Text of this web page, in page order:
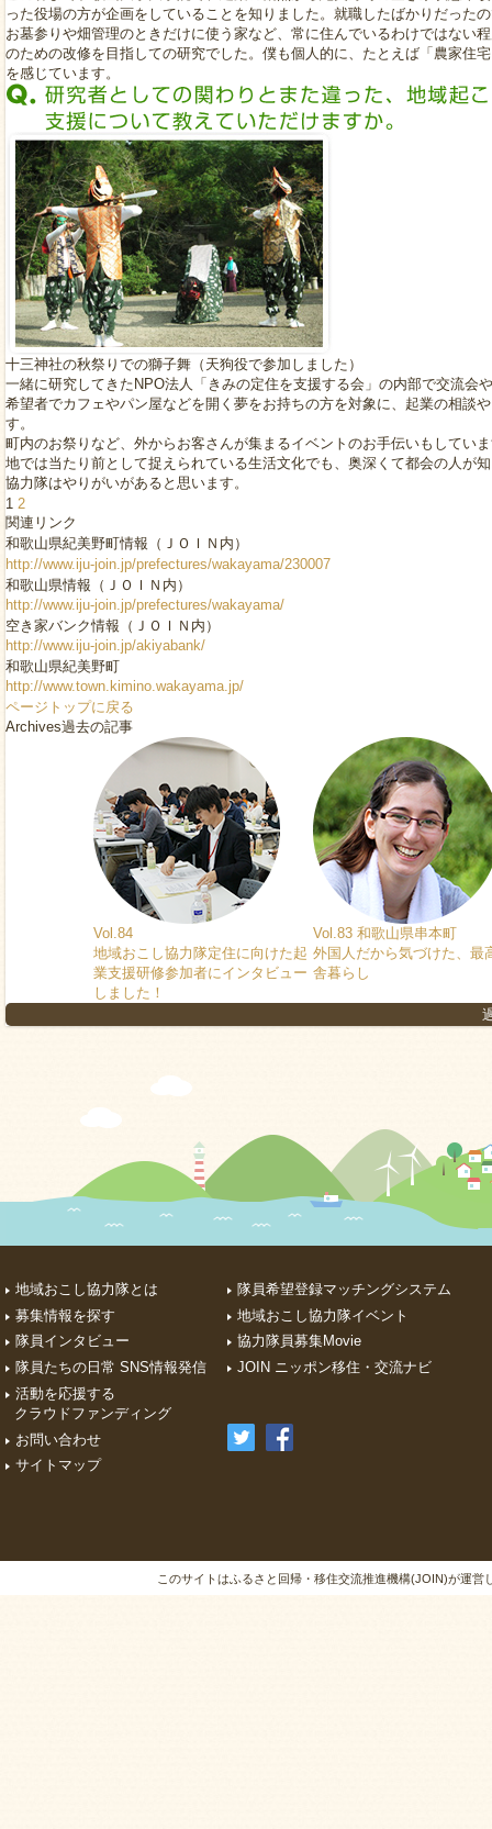
った役場の方が企画をしていることを知りました。就職したばかりだった
お墓参りや畑管理のときだけに使う家など、常に住んでいるわけではない
のための改修を目指しての研究でした。僕も個人的に、たとえば「農家住
を感じています。
十三神社の秋祭りでの獅子舞（天狗役で参加しました）
一緒に研究してきたNPO法人「きみの定住を支援する会」の内部で交流
希望者でカフェやパン屋などを開く夢をお持ちの方を対象に、起業の相談
す。
町内のお祭りなど、外からお客さんが集まるイベントのお手伝いもしてい
地では当たり前として捉えられている生活文化でも、奥深くて都会の人が
協力隊はやりがいがあると思います。
1 2
関連リンク
和歌山県紀美野町情報（ＪＯＩＮ内）
http://www.iju-join.jp/prefectures/wakayama/230007
和歌山県情報（ＪＯＩＮ内）
http://www.iju-join.jp/prefectures/wakayama/
空き家バンク情報（ＪＯＩＮ内）
http://www.iju-join.jp/akiyabank/
和歌山県紀美野町
http://www.town.kimino.wakayama.jp/
ページトップに戻る
Archives過去の記事
Vol.84
地域おこし協力隊定住に向けた起
業支援研修参加者にインタビュー
しました！
Vol.83 和歌山県串本町
外国人だから気づけた、最
舎暮らし
地域おこし協力隊とは
募集情報を探す
隊員インタビュー
隊員たちの日常 SNS情報発信
活動を応援する
クラウドファンディング
隊員希望登録マッチングシステム
地域おこし協力隊イベント
協力隊員募集Movie
JOIN ニッポン移住・交流ナビ
お問い合わせ
サイトマップ
このサイトはふるさと回帰・移住交流推進機構(JOIN)が運